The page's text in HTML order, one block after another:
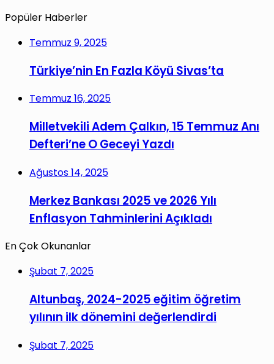
Popüler Haberler
Temmuz 9, 2025
Türkiye’nin En Fazla Köyü Sivas’ta
Temmuz 16, 2025
Milletvekili Adem Çalkın, 15 Temmuz Anı
Defteri’ne O Geceyi Yazdı
Ağustos 14, 2025
Merkez Bankası 2025 ve 2026 Yılı
Enflasyon Tahminlerini Açıkladı
En Çok Okunanlar
Şubat 7, 2025
Altunbaş, 2024-2025 eğitim öğretim
yılının ilk dönemini değerlendirdi
Şubat 7, 2025